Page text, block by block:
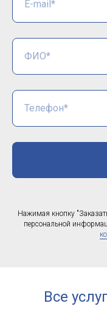
E-mail*
ФИО*
Телефон*
Нажимая кнопку
персональной
Все